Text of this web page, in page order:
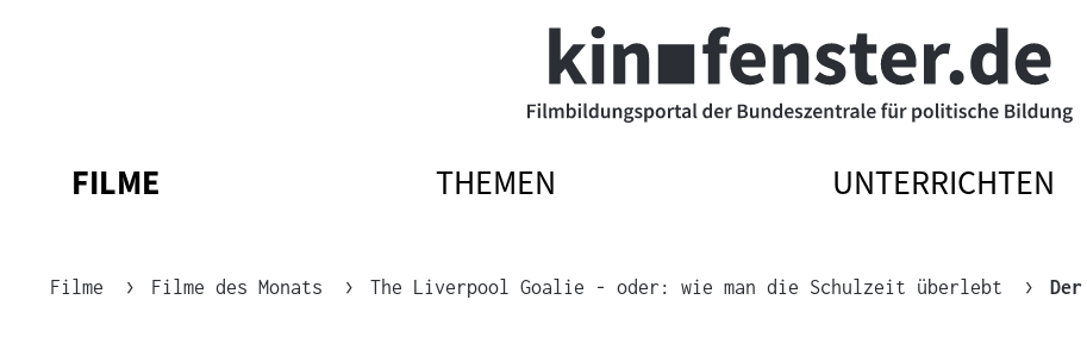
Bereichsnavigation
FILME
THEMEN
UNTERRICHTEN
Brotkrümelnavigation
Filme Filme des Monats The Liverpool Goalie - oder: wie man die Schulzeit überlebt